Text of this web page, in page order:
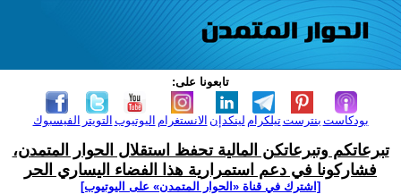
تابعونا على:
الفيسبوك التويتر اليوتيوب الانستغرام لينكدإن تيلكرامبنترست بودكاست
تبرعاتكم وتبرعاتكن المالية تحفظ استقلال الحوار المتمدن،
فشاركونا في دعم استمرارية هذا الفضاء اليساري الحر
[اشترك في قناة ‫«الحوار المتمدن» على اليوتيوب]